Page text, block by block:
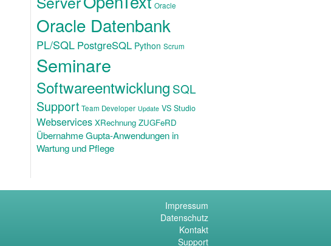
Oracle
Oracle Datenbank
PL/SQL PostgreSQL Python Scrum
Seminare
Softwareentwicklung SQL
Support Team Developer Update VS Studio
Webservices XRechnung ZUGFeRD
Übernahme Gupta-Anwendungen in
Wartung und Pflege
Impressum
Datenschutz
Kontakt
Support